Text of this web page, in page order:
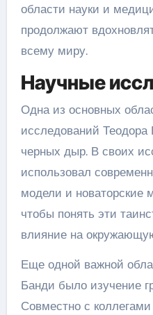
области науки и
продолжают
всему миру.
Научные
Одна из основных
исследований
черных дыр. В своих
использовал
модели и новаторские
чтобы понять эти
влияние на
Еще одной важной
Банди было изучение
Совместно с